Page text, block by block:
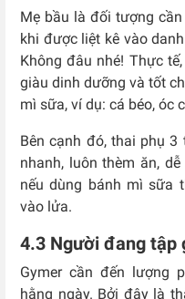
Mẹ bầu là đối tượng
khi được liệt kê vào
Không đâu nhé! Thực
giàu dinh dưỡng và tốt
mì sữa, ví dụ: cá béo, óc
Bên cạnh đó, thai phụ
nhanh, luôn thèm ăn,
nếu dùng bánh mì sữa
vào lửa.
4.3 Người đang tập
Gymer cần đến lượng
hằng ngày. Bởi đây là